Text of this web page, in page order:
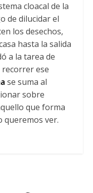
cloacal de la
de dilucidar el
los desechos,
hasta la salida
a la tarea de
ese
se suma al
sobre
que forma
queremos ver.